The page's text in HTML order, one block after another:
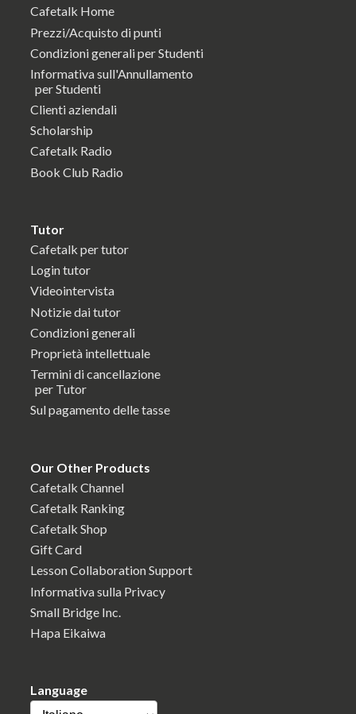
Cafetalk Home
Prezzi/Acquisto di punti
Condizioni generali per Studenti
Informativa sull'Annullamento
per Studenti
Clienti aziendali
Scholarship
Cafetalk Radio
Book Club Radio
Tutor
Cafetalk per tutor
Login tutor
Videointervista
Notizie dai tutor
Condizioni generali
Proprietà intellettuale
Termini di cancellazione
per Tutor
Sul pagamento delle tasse
Our Other Products
Cafetalk Channel
Cafetalk Ranking
Cafetalk Shop
Gift Card
Lesson Collaboration Support
Informativa sulla Privacy
Small Bridge Inc.
Hapa Eikaiwa
Language